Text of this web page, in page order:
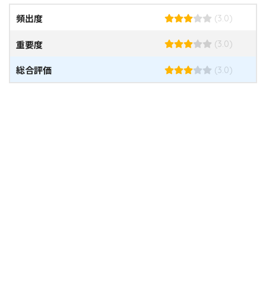
頻出度 (3.0)
重要度 (3.0)
総合評価 (3.0)